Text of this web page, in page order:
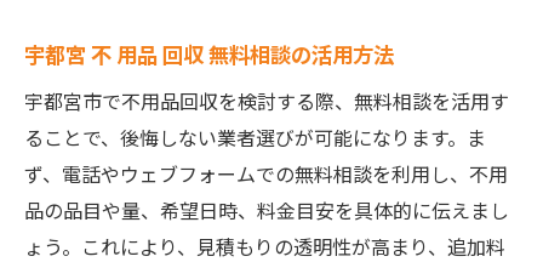
宇都宮 不 用品 回収 無料相談の活用方法
宇都宮市で不用品回収を検討する際、無料相談を活用す
ることで、後悔しない業者選びが可能になります。ま
ず、電話やウェブフォームでの無料相談を利用し、不用
品の品目や量、希望日時、料金目安を具体的に伝えまし
ょう。これにより、見積もりの透明性が高まり、追加料